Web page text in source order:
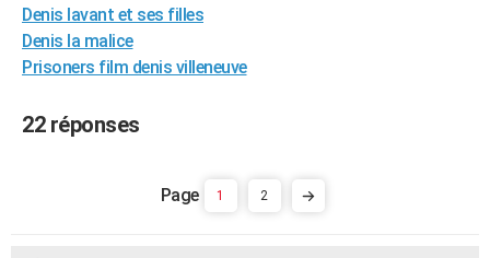
Destinations
City break
Voyage nature
Voyage de noces
Forum
Climat
PHOTO
GUIDES D'ACHAT
Denis lavant et ses filles
Denis la malice
Prisoners film denis villeneuve
22 réponses
1 2